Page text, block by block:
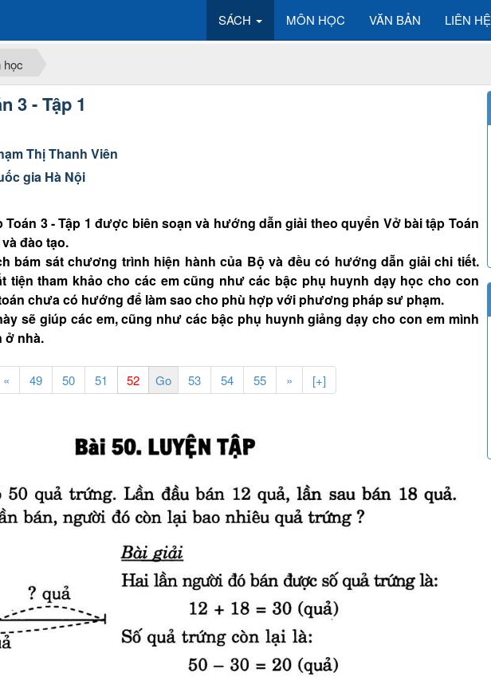
SÁCH MÔN HỌC VĂN BẢN LIÊN HỆ
học
3 - Tập 1
Thị Thanh Viên
gia Hà Nội
Toán 3 - Tập 1 được biên soạn và hướng dẫn giải theo quyển Vở bài tập Toán
đào tạo.
bám sát chương trình hiện hành của Bộ và đều có hướng dẫn giải chi tiết.
tiện tham khảo cho các em cũng như các bậc phụ huynh dạy học cho con
chưa có hướng để làm sao cho phù hợp với phương pháp sư phạm.
sẽ giúp các em, cũng như các bậc phụ huynh giảng dạy cho con em mình
ở nhà.
« 49 50 51 53 54 55 » [+]